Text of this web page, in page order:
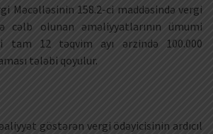
Məcəlləsinin 158.2-ci maddəsində vergi
cəlb olunan əməliyyatlarının ümumi
tam 12 təqvim ayı ərzində 100.000
tələbi qoyulur.
göstərən vergi ödəyicisinin ardıcıl